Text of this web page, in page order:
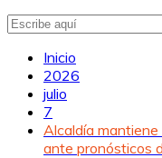
Inicio
2026
julio
7
Alcaldía
ante pronósticos